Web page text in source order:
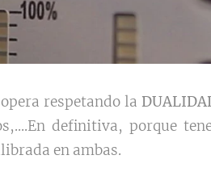
respetando la
definitiva, porque
en ambas.